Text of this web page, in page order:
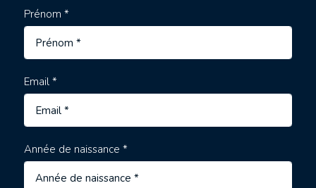
Prénom *
Email *
Année de naissance *